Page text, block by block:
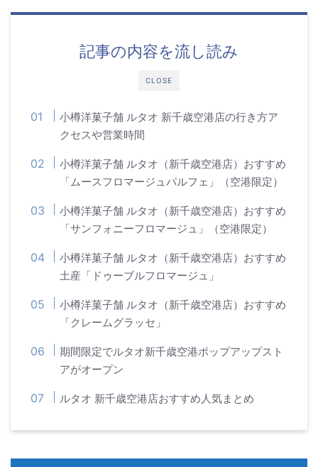
CLOSE
記事の内容を流し読み
小樽洋菓子舗 ルタオ 新千歳空港店の行き方ア
クセスや営業時間
小樽洋菓子舗 ルタオ（新千歳空港店）おすすめ
「ムースフロマージュパルフェ」（空港限定）
小樽洋菓子舗 ルタオ（新千歳空港店）おすすめ
「サンフォニーフロマージュ」（空港限定）
小樽洋菓子舗 ルタオ（新千歳空港店）おすすめ
土産「ドゥーブルフロマージュ」
小樽洋菓子舗 ルタオ（新千歳空港店）おすすめ
「クレームグラッセ」
期間限定でルタオ新千歳空港ポップアップスト
アがオープン
ルタオ 新千歳空港店おすすめ人気まとめ